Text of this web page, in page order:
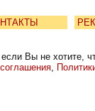
Вы не хотите,
,